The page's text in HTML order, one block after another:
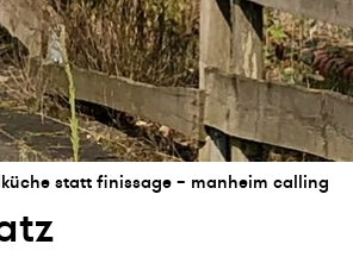
statt finissage – manheim calling